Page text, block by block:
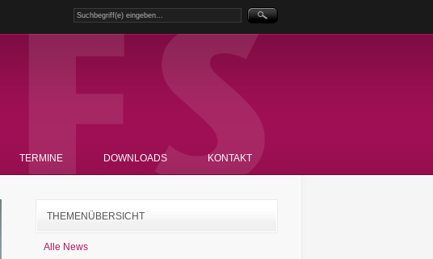
TERMINE DOWNLOADS KONTAKT
THEMENÜBERSICHT
Alle News